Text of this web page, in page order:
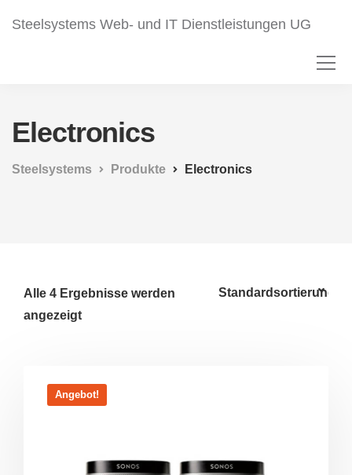
Steelsystems Web- und IT Dienstleistungen UG
Electronics
Steelsystems Produkte Electronics
Alle 4 Ergebnisse werden
angezeigt
Angebot!